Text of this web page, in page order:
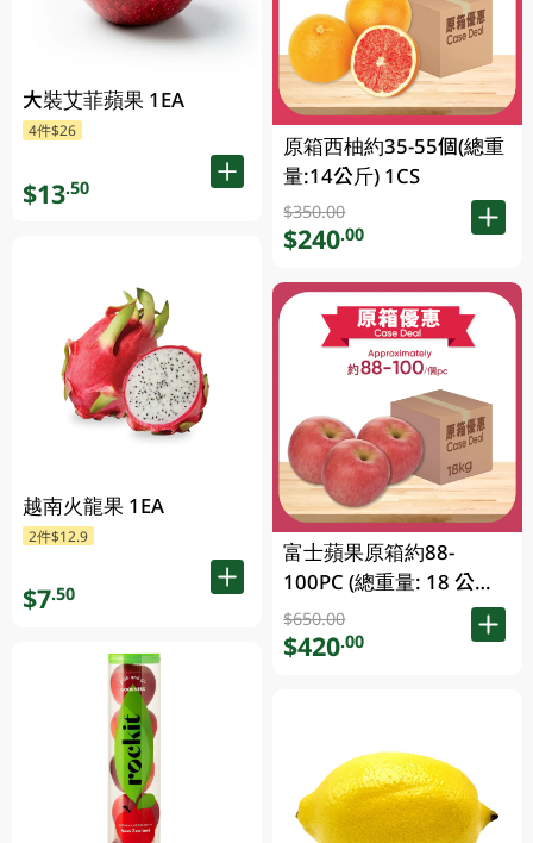
大裝艾菲蘋果 1EA
4件$26
$13.50
越南火龍果 1EA
2件$12.9
$7.50
原箱西柚約35-55個(總重
量:14公斤) 1CS
$350.00
$240.00
富士蘋果原箱約88-
100PC (總重量: 18 公斤)
1CS
$650.00
$420.00